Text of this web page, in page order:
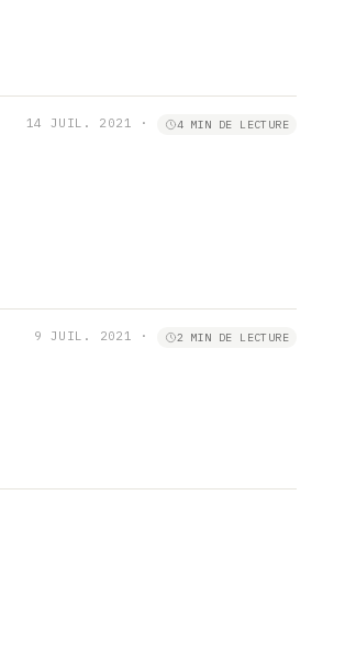
14 JUIL. 2021 · 4 MIN DE LECTURE
9 JUIL. 2021 · 2 MIN DE LECTURE